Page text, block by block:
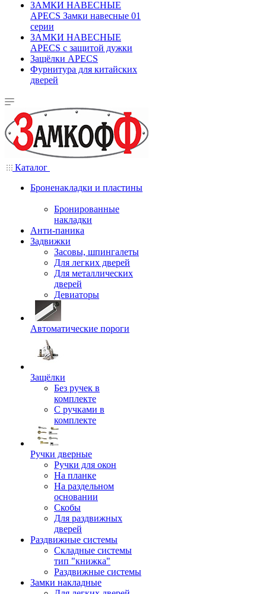
ЗАМКИ НАВЕСНЫЕ
APECS Замки навесные 01
серии
ЗАМКИ НАВЕСНЫЕ
APECS с защитой дужки
Защёлки APECS
Фурнитура для китайских
дверей
Каталог
Броненакладки и пластины
Бронированные
накладки
Анти-паника
Задвижки
Засовы, шпингалеты
Для легких дверей
Для металлических
дверей
Девиаторы
Автоматические пороги
Защёлки
Без ручек в
комплекте
С ручками в
комплекте
Ручки дверные
Ручки для окон
На планке
На раздельном
основании
Скобы
Для раздвижных
дверей
Раздвижные системы
Складные системы
тип "книжка"
Раздвижные системы
Замки накладные